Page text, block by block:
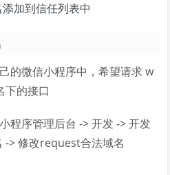
加到信任列表中
的微信小程序中，希望请求 w
下的接口
程序管理后台 -> 开发 -> 开发
-> 修改request合法域名